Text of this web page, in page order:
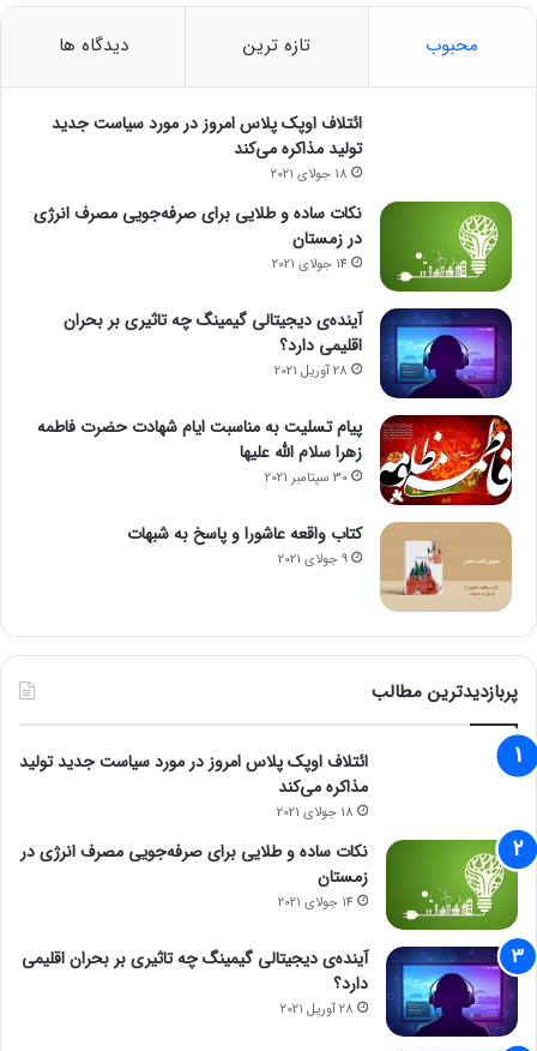
محبوب تازه ترین دیدگاه ها
ائتلاف اوپک پلاس امروز در مورد سیاست جدید
تولید مذاکره می‌کند
18 جولای 2021
نکات ساده و طلایی برای صرفه‌جویی مصرف انرژی
در زمستان
14 جولای 2021
آینده‌ی دیجیتالی گیمینگ چه تاثیری بر بحران
اقلیمی دارد؟
28 آوریل 2021
پیام تسلیت به مناسبت ایام شهادت حضرت فاطمه
زهرا سلام الله علیها
30 سپتامبر 2021
کتاب واقعه عاشورا و پاسخ به شبهات
9 جولای 2021
پربازدیدترین مطالب
ائتلاف اوپک پلاس امروز در مورد سیاست جدید تولید
مذاکره می‌کند
18 جولای 2021
نکات ساده و طلایی برای صرفه‌جویی مصرف انرژی در
زمستان
14 جولای 2021
آینده‌ی دیجیتالی گیمینگ چه تاثیری بر بحران اقلیمی
دارد؟
28 آوریل 2021